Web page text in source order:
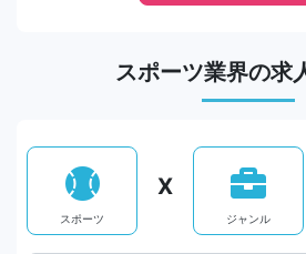
スポーツ業界の求
スポーツ
X
ジャンル